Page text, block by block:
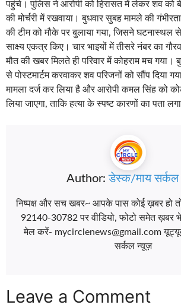
पहुंचे। पुलिस ने आरोपी को हिरासत में लेकर शव को
की मोर्चरी में रखवाया। बुधवार सुबह मामले की
की टीम को मौके पर बुलाया गया, जिसने घटनास्थल
साक्ष्य एकत्र किए। चार भाइयों में तीसरे नंबर का
मौत की खबर मिलते ही परिवार में कोहराम मच गया।
से पोस्टमार्टम करवाकर शव परिजनों को सौंप दिया
मामला दर्ज कर लिया है और आरोपी कमल सिंह को
लिया जाएगा, ताकि हत्या के स्पष्ट कारणों का पता
Author:डेस्क/माय सर्कल
निष्पक्ष और सच खबर~ आपके पास कोई ख़बर हो
92140-30782 पर वीडियो, फोटो समेत
मेल करें- mycirclenews@gmail.com
सर्कल न्यूज़
Leave a Comment